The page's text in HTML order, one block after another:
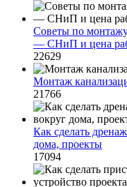
Советы по
— СНиП и цена
22629
Монтаж
21766
Как сделать
дома, проекты
17094